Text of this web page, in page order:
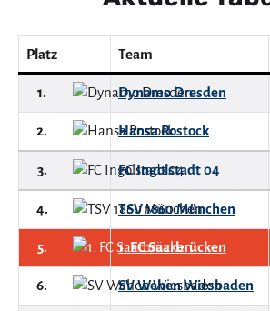
Platz Team
1. Dynamo Dresden
2. Hansa Rostock
3. FC Ingolstadt 04
4. TSV 1860 München
5. 1. FC Saarbrücken
6. SV Wehen Wiesbaden